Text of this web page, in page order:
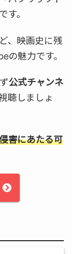
す。
、映画史に残
の魅力です。
公式チャンネ
聴しましょ
害にあたる可